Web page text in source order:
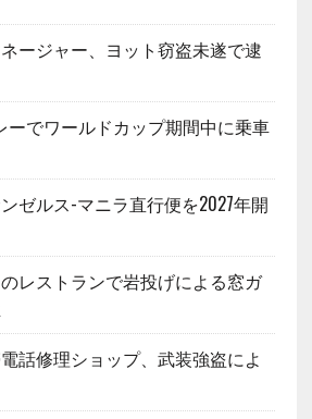
ージャー、ヨット窃盗未遂で逮
ーでワールドカップ期間中に乗車
ゼルス-マニラ直行便を2027年開
レストランで岩投げによる窓ガ
話修理ショップ、武装強盗によ